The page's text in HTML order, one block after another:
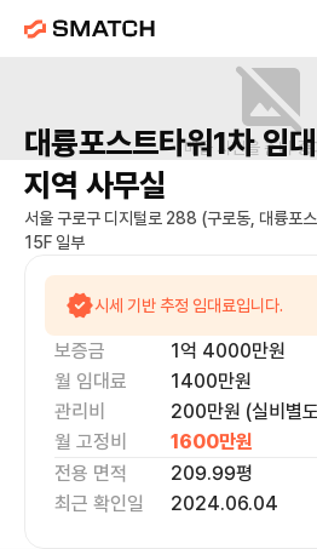
매물 사진을 준비 중
대륭포스트타워1차임
지역 사무실
서울 구로구 디지털로 288 (구로동, 대륭포
15F 일부
시세 기반 추정 임대료입니다.
보증금 1억 4000만원
월 임대료
1400만원
관리비
200만원 (실비별
월 고정비
1600만원
전용 면적
209.99평
최근 확인일
2024.06.04